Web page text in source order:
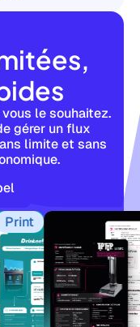
le souhaitez.
gérer un flux
limite et sans